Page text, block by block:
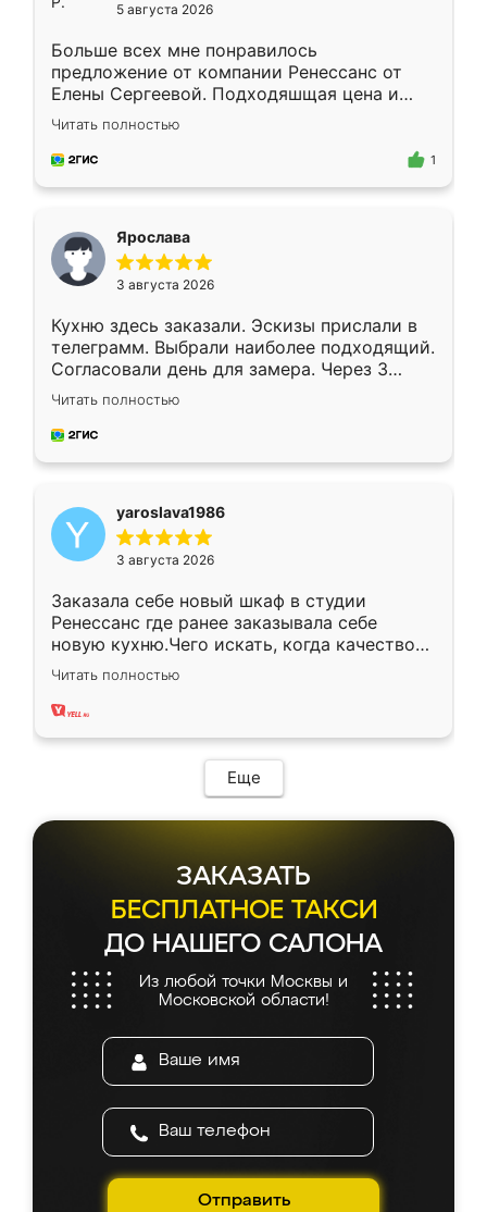
5 августа 2026
Больше всех мне понравилось
предложение от компании Ренессанс от
Елены Сергеевой. Подходяшщая цена и
короткие сроки изготовления. Приехавший
для замера сотрудник Владислав
предложил по моему эскизу самый
Читать полностью
1
Ярослава
3 августа 2026
Кухню здесь заказали. Эскизы прислали в
телеграмм. Выбрали наиболее подходящий.
Согласовали день для замера. Через 3
недели кухня была уже готова. Остались
довольны работой. Спасибо Ренессанс
мебель за качественную работу!
Читать полностью
yaroslava1986
3 августа 2026
Заказала себе новый шкаф в студии
Ренессанс где ранее заказывала себе
новую кухню.Чего искать, когда качеством
вполне довольна. Служит кухня уже почти
два года, нареканий нет.
Читать полностью
Еще
ЗАКАЗАТЬ
БЕСПЛАТНОЕ ТАКСИ
ДО НАШЕГО САЛОНА
Из любой точки Москвы и
Московской области!
Отправить